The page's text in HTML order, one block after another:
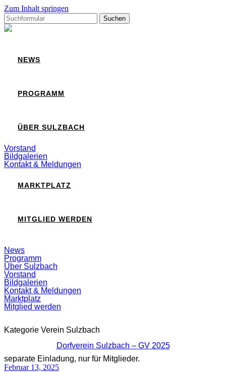
Zum Inhalt springen
Suchen
nach:
Sulzbach
NEWS
PROGRAMM
ÜBER SULZBACH
Vorstand
Bildgalerien
Kontakt & Meldungen
MARKTPLATZ
MITGLIED WERDEN
Suchfeld
ein-/ausblenden
News
Programm
Über Sulzbach
Vorstand
Bildgalerien
Kontakt & Meldungen
Marktplatz
Mitglied werden
Kategorie Verein Sulzbach
Dorfverein Sulzbach – GV 2025
separate Einladung, nur für Mitglieder.
Februar 13, 2025